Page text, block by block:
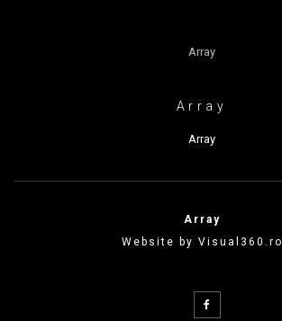
Array
Array
Array
Array
Website by Visual360.ro